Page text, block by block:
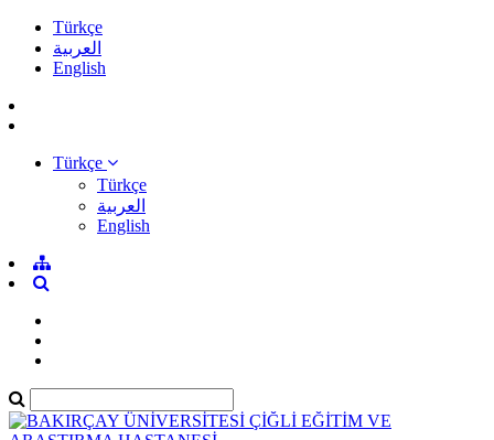
Türkçe
العربية
English
Türkçe
Türkçe
العربية
English